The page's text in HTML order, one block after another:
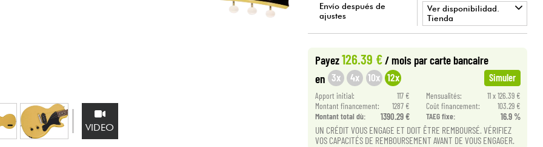
VIDEO
Envío después de
ajustes
Ver disponibilidad.
Tienda
• BRUGES
Payez126.39 €/ mois par carte bancaire
en 3x 4x 10x 12x Simuler
Apport initial: 117 € Mensualités:
11 x 126.39 €
Montant financement:
1287 € Coût financement:
103.29 €
Montant total dù:
1390.29 € TAEG fixe: 16.9 %
UN CRÉDIT VOUS ENGAGE ET DOIT ÊTRE REMBOURSÉ. VÉRIFIEZ
VOS CAPACITÉS DE REMBOURSEMENT AVANT DE VOUS ENGAGER.